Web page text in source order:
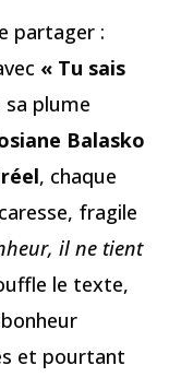
partager :
« Tu sais
sa plume
Balasko
, chaque
fragile
il ne tient
le texte,
et pourtant